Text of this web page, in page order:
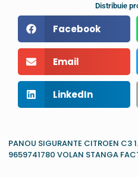
Distribuie
Facebook
Email
LinkedIn
PANOU SIGURANTE CITROEN
9659741780 VOLAN STANGA